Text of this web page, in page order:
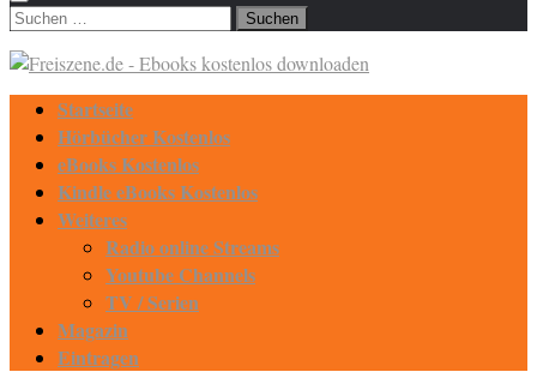
Suchen
Startseite
Hörbücher Kostenlos
eBooks Kostenlos
Kindle eBooks Kostenlos
Weiteres
Radio online Streams
Youtube Channels
TV / Serien
Magazin
Eintragen